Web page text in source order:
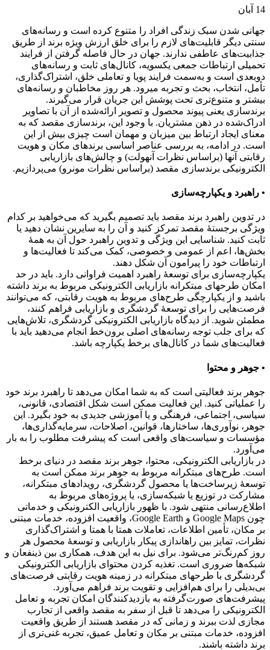
14 آبان
جهانی‌ شدن سبک زندگی افراد را متنوع کرده است و رسانه‌های
سنتی دیگر قابلیت‌های لازم را برای خلق ارزش ویژه برند از طریق
جذابیت‌های عاطفی ندارند. جهان در حال فاصله گرفتن از فرایند
تحمیلی ارتباطات جمعی یکسویه، کانال‌های ثابت و رسانه‌های
دوبعدی است و به‌سمت فرایند پویا و تعاملی خلق، اشتراک‌گذاری،
تأمل، انتخاب، بحث و تجربه میرود. هر روز مخاطبان و رسانه‌های
بیشتر و متنوع‌تری تحت پوشش این جریان قرار می‌گیرند.
برندسازی یعنی پیوند محصول و تصویر ارائه‌شده از آن با تصاویر
ادراک‌شده در ذهن مشتریان. با وجود این، برندسازی مقصد که به
معنای ایجاد ارتباط بین میزبان و مهمان است چیزی بیش از این
است. در ادامه، به بررسی عناصر اساسی برندهای مکان و هویت
رقابتی آنها (براساس نظرات آنهولت) و چالش‌های بازاریابی
الکترونیکی برندسازی مقصد (براساس نظرات مونرو) می‌پردازیم.
• راهبرد و یکپارچه‌سازی
در تدوین راهبرد برند مقصد باید تصمیم بگیرید که می‌خواهید بر کدام
ویژگی برجستۀ مقصد تمرکز کنید و آن را به سایرین نشان دهید یا
ثابت کنید. شناسایی این ویژگی و تدوین راهبرد حول آن به همۀ
بخش‌ها، اعم از عمومی و خصوصی، کمک می‌کند تا فعالیت‌ها و
ارتباطات خود را پیرامون آن شکل دهند.
یکپارچه‌سازی برای توسعۀ راهبرد اهمیت فراوانی دارد. باید در حد
امکان طرحهای مبتکرانه بازاریابی الکترونیکی مربوط به برند داشته
باشید و از یکپارچگی طرح‌های مربوط به هویت رقابتی، که می‌توانند
فرصت‌هایی را برای توسعۀ گردشگری و بازاریابی فراهم کنند،
مطمئن شوید. از دیدگاه بازاریابی الکترونیکی گردشگری، تلاش‌هایی
که برای جلب توجه رسانه‌های اصلی برون‌خط انجام می‌دهید باید با
فعالیت‌های شما در کانال‌های برخط یکپارچه باشد.
• جوهر و محتوا
جوهر برند فعالیتی است که به شما امکان می‌دهد تا راهبرد برند خود
را عملیاتی کنید. این فعالیت ممکن است شکل اقتصادی، قانونی،
سیاسی، اجتماعی، فرهنگی و یا آموزشی جدیدی به خود بگیرد. این
جوهر، نوآوری‌ها، ساختارها، قوانین، اصلاحات، سرمایه‌گذاری‌ها،
مؤسسات و سیاست‌های واقعی است که پیشرفت‌ مطلوب را به بار
می‌آورد.
در بازاریابی الکترونیکی، محتوا، جوهر برند مقصد در دنیای برخط
است. طرح‌های مبتکرانه مربوط به جوهر برند ممکن است به
توسعۀ زیرساخت‌ها یا محصول گردشگری، رویدادهای مبتکرانه،
مشارکت در توزیع یا شبکه‌سازی، یا پروژه‌های مربوط به
اطلاع‌رسانی منتهی شود. با ظهور بازاریابی الکترونیکی و خدماتی
چون Google Maps و Google Earth، واقعیت افزوده، خدمات مبتنی
بر مکان، تأمین اطلاعات، تعاملات همتا با همتا و اشتراک‌گذاری
نظرات، تمایز بین راهاندازی پیکار بازاریابی و توسعۀ محصول هر
روز کم‌رنگ‌تر می‌شود. برای نیل به این هدف، همکاری بین ذینفعان و
شبکه‌ها ضروری است. تغذیه کردن محتوای بازاریابی الکترونیکی
گردشگری با طرحهای مبتکرانه در زمینه هویت رقابتی فرصت‌های
بی‌بدیلی را برای هم‌افزایی و تقویت برند فراهم می‌آورد.
پیشرفت‌های صورت‌گرفته به بازدیدکنندگان امکان تجربه و تعامل
الکترونیکی را می‌دهد تا قبل از سفر به مقصد واقعی از تجارب
مجازی لذت ببرند و زمانی که در مقصد هستند از طریق واقعیت
افزوده، خدمات مبتنی بر مکان و تعامل عمیق، تجربه غنی‌تری از
برند داشته باشند.